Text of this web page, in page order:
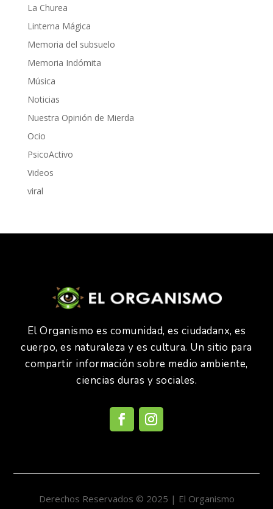
La Churea
Linterna Mágica
Memoria del subsuelo
Memoria Indómita
Música
Noticias
Nuestra Opinión de Mierda
Ocio
PsicoActivo
Videos
viral
El Organismo es comunidad, es ciudadanx, es
cuerpo, es naturaleza y es cultura. Un sitio para
compartir información sobre medio ambiente,
ciencias duras y sociales.
Derechos Reservados © 2025 | El Organismo